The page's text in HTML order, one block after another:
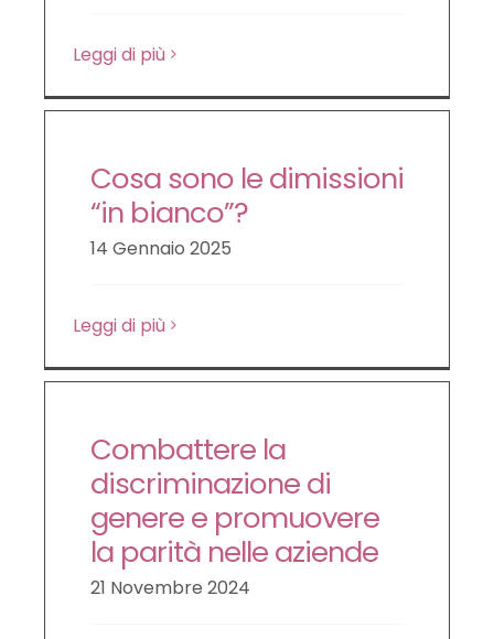
Leggi di più
Cosa sono le dimissioni
“in bianco”?
14 Gennaio 2025
Leggi di più
Combattere la
discriminazione di
genere e promuovere
la parità nelle aziende
21 Novembre 2024